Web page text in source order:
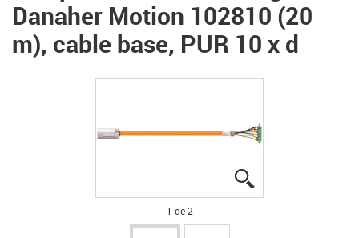
Danaher Motion 102810 (20
m), cable base, PUR 10 x d
1 de 2